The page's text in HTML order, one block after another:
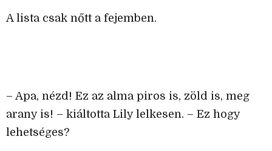
A lista csak nőtt a fejemben.
– Apa, nézd! Ez az alma piros is, zöld is, meg
arany is! – kiáltotta Lily lelkesen. – Ez hogy
lehetséges?